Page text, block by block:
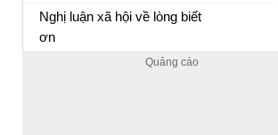
trước sự biến chuyển của đất
trời lúc sang thu
Cảm nhận bài thơ Sang thu của Hữu Thỉnh
Nghị luận xã hội về lòng biết
ơn
Dàn ý + Bài nghị luận xã hội về lòng biết ơn